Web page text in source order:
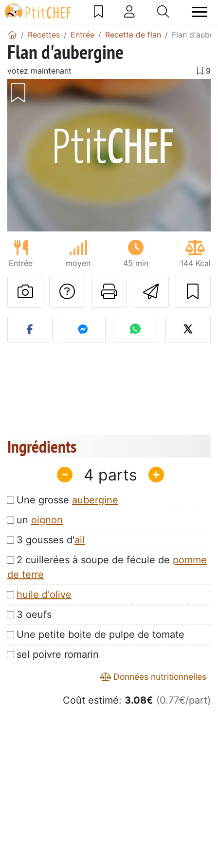
Recettes Entrée Recette de flan Flan
Flan d'aubergine
votez maintenant
Entrée moyen 45 min 144 Kcal
Imprimer
Poser une
Publier votre photo de
Ingrédients
4
Une grosse aubergine
un oignon
3 gousses d'ail
2 cuillerées à soupe de fécule de pomme
de terre
huile d'olive
3 oeufs
Une petite boite de pulpe de tomate
sel poivre romarin
Données nutritionnelles
Coût estimé: 3.08€ (0.77€/part)